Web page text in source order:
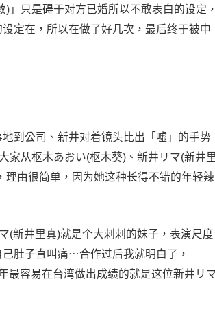
)」只是碍于对方已婚所以不敢表白的设定
定在，所以在做了好几次，最后终于被中
到公司、新井对着镜头比出「嘘」的手势
家从枢木あおい(枢木葵)、新井リマ(新井
由很简单，因为她这种长得不错的年轻辣
(新井里真)就是个大剌剌的妹子，表演尺度
肚子直叫痛⋯合作过后我就明白了，
最容易在台湾做出成绩的就是这位新井リ